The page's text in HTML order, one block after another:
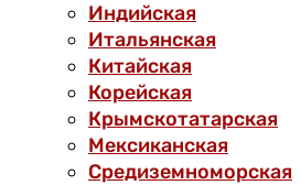
Индийская
Итальянская
Китайская
Корейская
Крымскотатарская
Мексиканская
Средиземноморская